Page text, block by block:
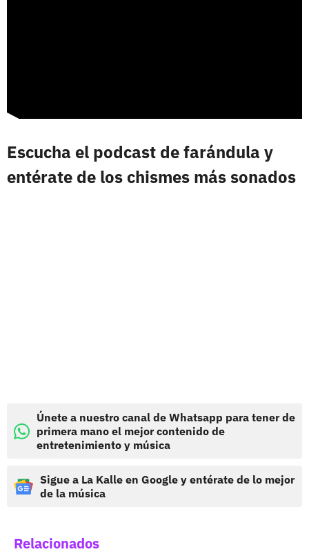
Escucha el podcast de farándula y
entérate de los chismes más sonados
Únete a nuestro canal de Whatsapp para tener de
primera mano el mejor contenido de
entretenimiento y música
Sigue a La Kalle en Google y entérate de lo mejor
de la música
Relacionados